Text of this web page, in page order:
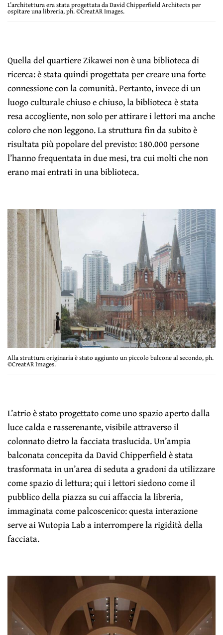
L’architettura era stata progettata da David Chipperfield Architects per
ospitare una libreria, ph. ©CreatAR Images.
Quella del quartiere Zikawei non è una biblioteca di
ricerca: è stata quindi progettata per creare una forte
connessione con la comunità. Pertanto, invece di un
luogo culturale chiuso e chiuso, la biblioteca è stata
resa accogliente, non solo per attirare i lettori ma anche
coloro che non leggono. La struttura fin da subito è
risultata più popolare del previsto: 180.000 persone
l’hanno frequentata in due mesi, tra cui molti che non
erano mai entrati in una biblioteca.
Alla struttura originaria è stato aggiunto un piccolo balcone al secondo, ph.
©CreatAR Images.
L’atrio è stato progettato come uno spazio aperto dalla
luce calda e rasserenante, visibile attraverso il
colonnato dietro la facciata traslucida. Un’ampia
balconata concepita da David Chipperfield è stata
trasformata in un’area di seduta a gradoni da utilizzare
come spazio di lettura; qui i lettori siedono come il
pubblico della piazza su cui affaccia la libreria,
immaginata come palcoscenico: questa interazione
serve ai Wutopia Lab a interrompere la rigidità della
facciata.